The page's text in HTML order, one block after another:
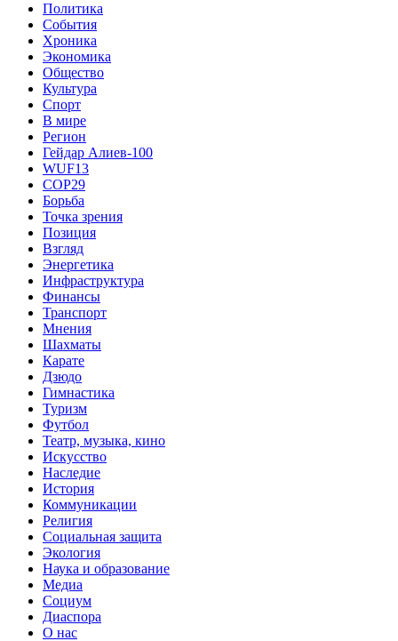
Политика
События
Хроника
Экономика
Общество
Культура
Спорт
В мире
Регион
Гейдар Алиев-100
WUF13
COP29
Борьба
Точка зрения
Позиция
Взгляд
Энергетика
Инфраструктура
Финансы
Транспорт
Мнения
Шахматы
Карате
Дзюдо
Гимнастика
Туризм
Футбол
Театр, музыка, кино
Искусство
Наследие
История
Коммуникации
Религия
Социальная защита
Экология
Наука и образование
Медиа
Социум
Диаспора
О нас